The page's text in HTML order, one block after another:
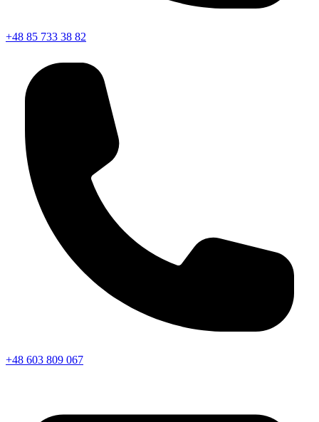
+48 85 733 38 82
+48 603 809 067